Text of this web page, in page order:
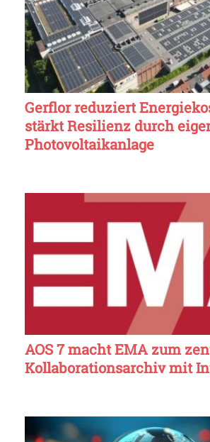
Gerflor reduziert
stärkt Resilienz durch
Photovoltaikanlage
AOS 7 macht EMA zum
Kollaborationsarchiv mit